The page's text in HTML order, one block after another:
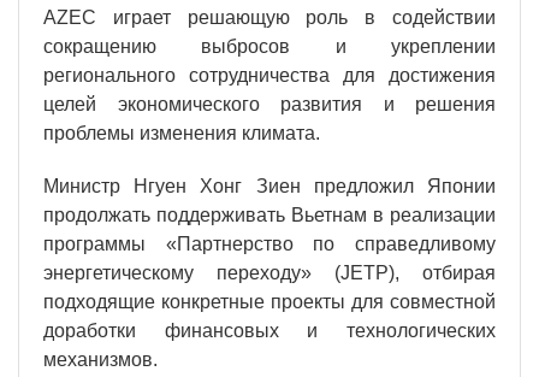
AZEC играет решающую роль в содействии
сокращению выбросов и укреплении
регионального сотрудничества для достижения
целей экономического развития и решения
проблемы изменения климата.
Министр Нгуен Хонг Зиен предложил Японии
продолжать поддерживать Вьетнам в реализации
программы «Партнерство по справедливому
энергетическому переходу» (JETP), отбирая
подходящие конкретные проекты для совместной
доработки финансовых и технологических
механизмов.